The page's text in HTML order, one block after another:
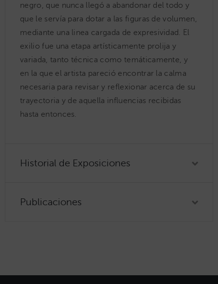
negro, que nunca llegó a abandonar del todo y
que le servía para dotar a las figuras de volumen,
mediante una linea cargada de expresividad. El
exilio fue una etapa artísticamente prolija y
variada, tanto técnica como temáticamente, y
en la que el artista pareció encontrar la calma
necesaria para revisar y reflexionar acerca de su
trayectoria y de aquella influencias recibidas
hasta entonces.
Historial de Exposiciones
Publicaciones